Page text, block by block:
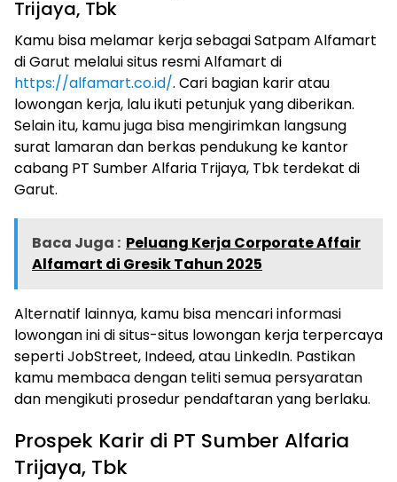
Trijaya, Tbk
Kamu bisa melamar kerja sebagai Satpam Alfamart
di Garut melalui situs resmi Alfamart di
https://alfamart.co.id/. Cari bagian karir atau
lowongan kerja, lalu ikuti petunjuk yang diberikan.
Selain itu, kamu juga bisa mengirimkan langsung
surat lamaran dan berkas pendukung ke kantor
cabang PT Sumber Alfaria Trijaya, Tbk terdekat di
Garut.
Baca Juga : Peluang Kerja Corporate Affair
Alfamart di Gresik Tahun 2025
Alternatif lainnya, kamu bisa mencari informasi
lowongan ini di situs-situs lowongan kerja terpercaya
seperti JobStreet, Indeed, atau LinkedIn. Pastikan
kamu membaca dengan teliti semua persyaratan
dan mengikuti prosedur pendaftaran yang berlaku.
Prospek Karir di PT Sumber Alfaria
Trijaya, Tbk